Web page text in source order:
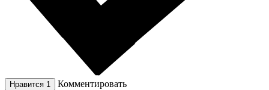
Нравится 1 Комментировать